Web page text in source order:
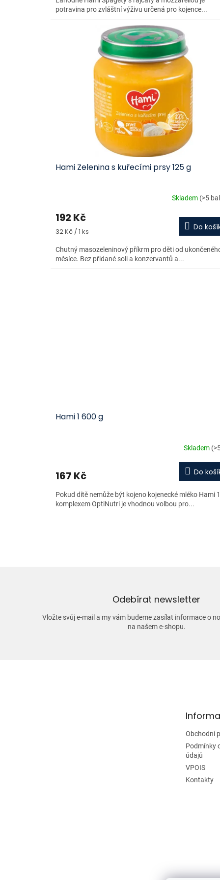
potravina pro zvláštní výživu určená pro kojence...
Hami Zelenina s kuřecími prsy 125 g
Skladem (>5
192 Kč
Měrná
32 Kč / 1 ks Do
Chutný masozeleninový příkrm pro děti od
měsíce. Bez přidané soli a konzervantů a...
Hami 1 600 g
Skladem
167 Kč Do
Pokud dítě nemůže být kojeno kojenecké mléko Hami
komplexem OptiNutri je vhodnou volbou pro...
Odebírat newsletter
Vložte svůj e-mail a my vám budeme zasílat informace o
na našem e-shopu.
Obchodní
Podmínky
údajů
VPOIS
Kontakty